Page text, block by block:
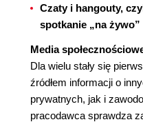
Czaty i hangouty,
spotkanie „na żywo”
Media
Dla wielu stały się
źródłem informacji o
prywatnych, jak i
pracodawca sprawdza